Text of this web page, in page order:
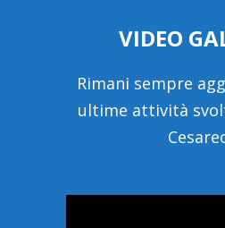
VIDEO
Rimani sempre
ultime attività